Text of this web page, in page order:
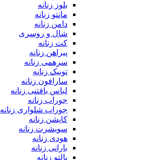
بلوز زنانه
مانتو زنانه
دامن زنانه
شال و روسری
کت زنانه
پیراهن زنانه
سرهمی زنانه
تونیک زنانه
سارافون زنانه
لباس بافتنی زنانه
جوراب زنانه
جوراب شلواری زنانه
کاپشن زنانه
سویشرت زنانه
هودی زنانه
بارانی زنانه
پالتو زنانه